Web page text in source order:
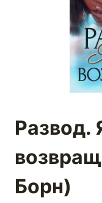
Развод.
Борн)